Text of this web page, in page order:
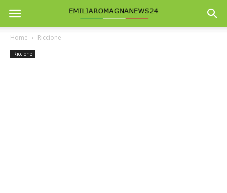
Home Riccione
Riccione